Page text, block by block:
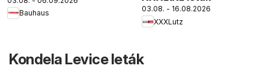
Bauhaus
03.08. - 16.08.2026
XXXLutz
Kondela Levice leták